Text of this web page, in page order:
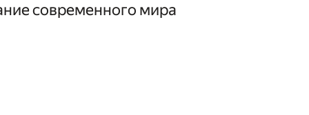
современного мира